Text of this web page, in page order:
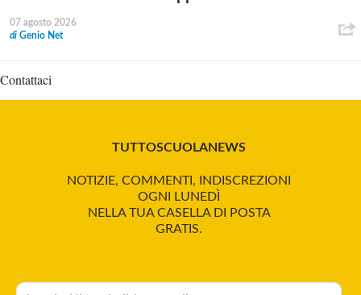
07 agosto 2026
di Genio Net
Contattaci
TUTTOSCUOLANEWS
NOTIZIE, COMMENTI, INDISCREZIONI
OGNI LUNEDÌ
NELLA TUA CASELLA DI POSTA
GRATIS.